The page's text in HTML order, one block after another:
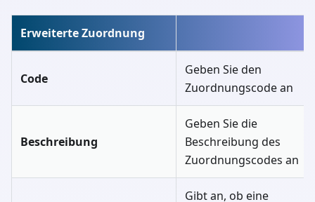
Erweiterte Zuordnung
Code
Geben Sie den
Zuordnungscode an
Beschreibung
Geben Sie die
Beschreibung des
Zuordnungscodes an
Gibt an, ob eine